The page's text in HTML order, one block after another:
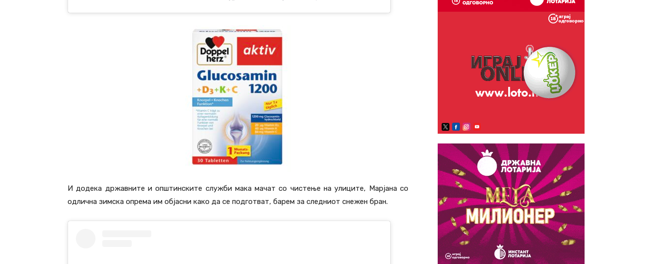
И додека државните и општинските служби мака мачат со чистење на улиците, Марјана со
одлична зимска опрема им објасни како да се подготват, барем за следниот снежен бран.